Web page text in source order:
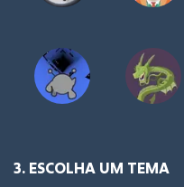
3. ESCOLHA UM TEMA